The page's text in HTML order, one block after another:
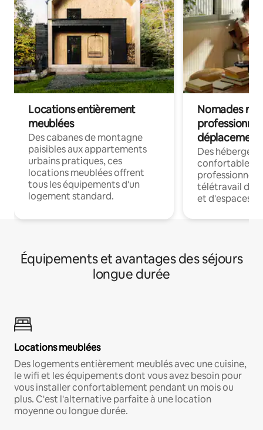
Locations entièrement
meublées
Des cabanes de montagne
paisibles aux appartements
urbains pratiques, ces
locations meublées offrent
tous les équipements d'un
logement standard.
Nomades
déplacement
Des
confortables
professionnels
télétravail
et d'espaces
Équipements et avantages des séjours
longue durée
Locations meublées
Des logements entièrement meublés avec une cuisine,
le wifi et les équipements dont vous avez besoin pour
vous installer confortablement pendant un mois ou
plus. C'est l'alternative parfaite à une location
moyenne ou longue durée.